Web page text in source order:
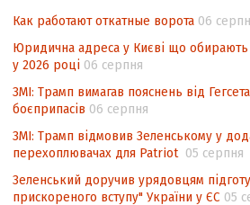
Как работают откатные ворота 06
Юридична адреса у Києві що обирають
у 2026 році 06 серпня
ЗМІ: Трамп вимагав пояснень від
боєприпасів 06 серпня
ЗМІ: Трамп відмовив Зеленському у
перехоплювачах для Patriot 05 серпня
Зеленський доручив урядовцям
прискореного вступу" України у ЄС 05